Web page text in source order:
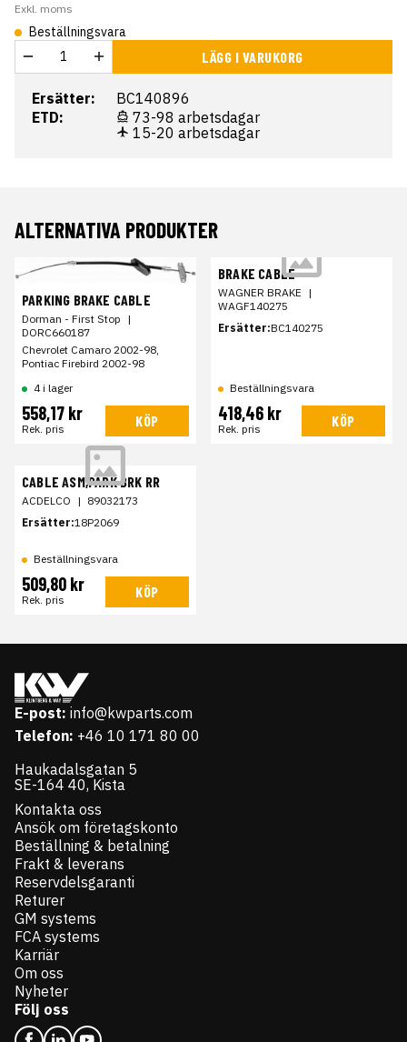
Exkl. moms
Beställningsvara
LÄGG I VARUKORG
Ersätter:
BC140896
ETD:
73-98 arbetsdagar
15-20 arbetsdagar
ALTERNATIVA PRODUKTER
PARKING BRAKE CABLE
Dorman - First Stop |
DORC660187
Chevrolet Camaro 2002-98,
Pontiac Firebird 2002-98
4 i lager
558,17 kr
Rek. pris KÖP
BRAKE CABLE
WAGNER BRAKE |
WAGF140275
Ersätter:BC140275
Beställningsvara
418,46 kr
Rek. pris KÖP
CABLE ASM,PARK BRK RR
ACDELCO | 89032173
Ersätter:18P2069
Beställningsvara
509,80 kr
Rek. pris KÖP
E-post: info@kwparts.com
Telefon: +46 10 171 80 00
Haukadalsgatan 5
SE-164 40, Kista
Kontakta oss
Ansök om företagskonto
Beställning & betalning
Frakt & leverans
Reservdelsgaranti
Returer
GM systems
FCA systems
Karriär
Om oss
Nyheter
Följ oss